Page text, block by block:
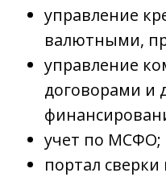
управление
валютными,
управление
договорами и
учет по МСФО;
портал